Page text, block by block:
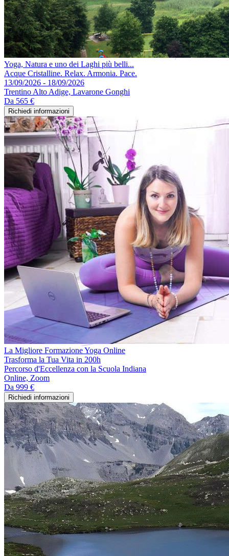
Yoga, Natura e uno dei Laghi più belli...
Acque Cristalline. Relax. Armonia. Pace.
13/09/2026 - 18/09/2026
Trentino Alto Adige, Lavarone Gonghi
Da 565 €
Richiedi informazioni
La Migliore Formazione Yoga Online
Trasforma la Tua Vita in 200h
Percorso d'Eccellenza con la Scuola Indiana
Online, Zoom
Da 999 €
Richiedi informazioni